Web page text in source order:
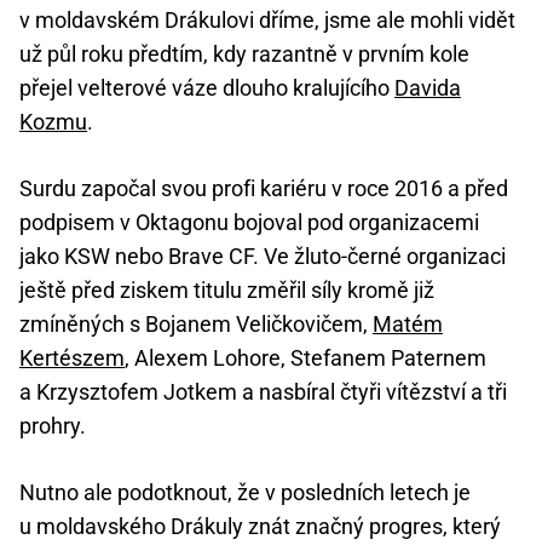
v moldavském Drákulovi dříme, jsme ale mohli vidět
už půl roku předtím, kdy razantně v prvním kole
přejel velterové váze dlouho kralujícího Davida
Kozmu.
Surdu započal svou profi kariéru v roce 2016 a před
podpisem v Oktagonu bojoval pod organizacemi
jako KSW nebo Brave CF. Ve žluto-černé organizaci
ještě před ziskem titulu změřil síly kromě již
zmíněných s Bojanem Veličkovičem, Matém
Kertészem, Alexem Lohore, Stefanem Paternem
a Krzysztofem Jotkem a nasbíral čtyři vítězství a tři
prohry.
Nutno ale podotknout, že v posledních letech je
u moldavského Drákuly znát značný progres, který